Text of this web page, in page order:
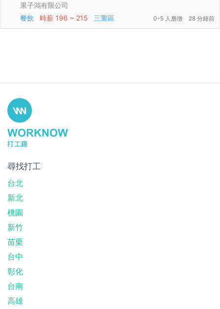
果子鴻有限公司
餐飲
時薪 196 ~ 215 三重區 0-5 人應徵 28 分鐘前
尋找打工
台北
新北
桃園
新竹
苗栗
台中
彰化
台南
高雄